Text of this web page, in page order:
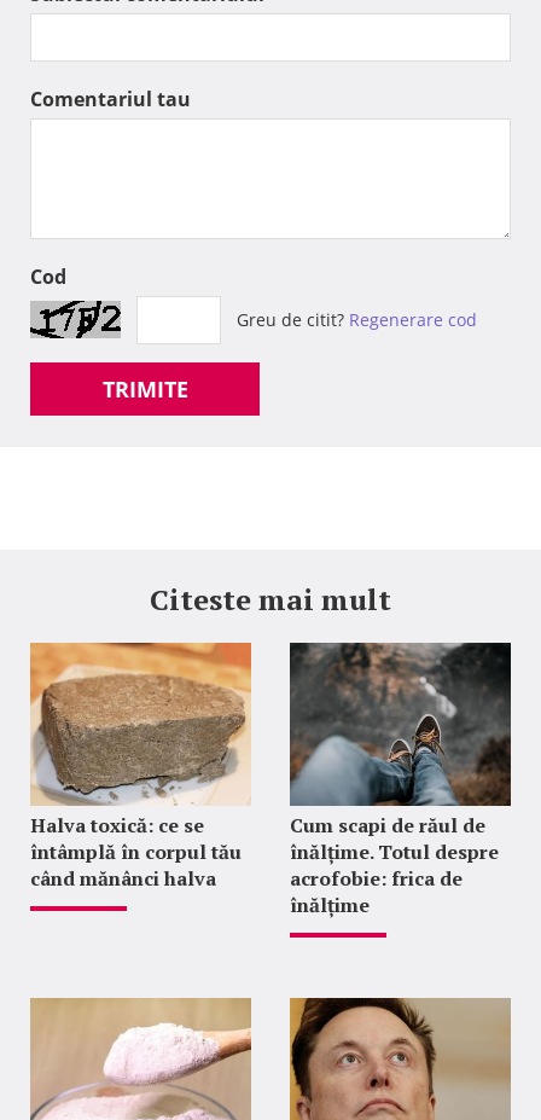
Comentariul tau
Cod
Greu de citit? Regenerare cod
TRIMITE
Citeste mai mult
Halva toxică: ce se
întâmplă în corpul tău
când mănânci halva
Cum scapi de răul de
înălțime. Totul despre
acrofobie: frica de
înălțime